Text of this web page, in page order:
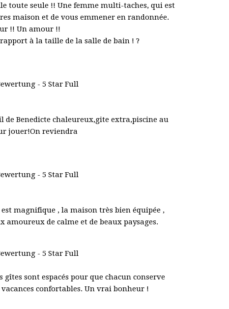
toute seule !! Une femme multi-taches, qui est
maison et de vous emmener en randonnée.
!! Un amour !!
à la taille de la salle de bain ! ?
de Benedicte chaleureux,gite extra,piscine au
jouer!On reviendra
magnifique , la maison très bien équipée ,
de calme et de beaux paysages.
sont espacés pour que chacun conserve
confortables. Un vrai bonheur !